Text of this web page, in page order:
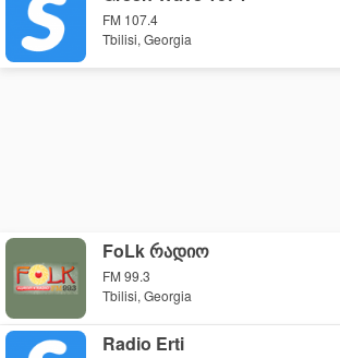
FM 107.4
Tbilisi, Georgia
FoLk რადიო
FM 99.3
Tbilisi, Georgia
Radio Erti